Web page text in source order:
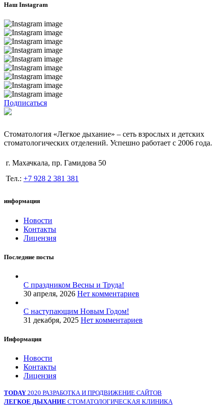
Наш Instagram
Подписаться
Стоматология «Легкое дыхание» – сеть взрослых и детских
стоматологических отделений. Успешно работает с 2006 года.
г. Махачкала, пр. Гамидова 50
Тел.: +7 928 2 381 381
информация
Новости
Контакты
Лицензия
Последние посты
С праздником Весны и Труда!
30 апреля, 2026 Нет комментариев
С наступающим Новым Годом!
31 декабря, 2025 Нет комментариев
Информация
Новости
Контакты
Лицензия
TODAY 2020 РАЗРАБОТКА И ПРОДВИЖЕНИЕ САЙТОВ
ЛЕГКОЕ ДЫХАНИЕ СТОМАТОЛОГИЧЕСКАЯ КЛИНИКА